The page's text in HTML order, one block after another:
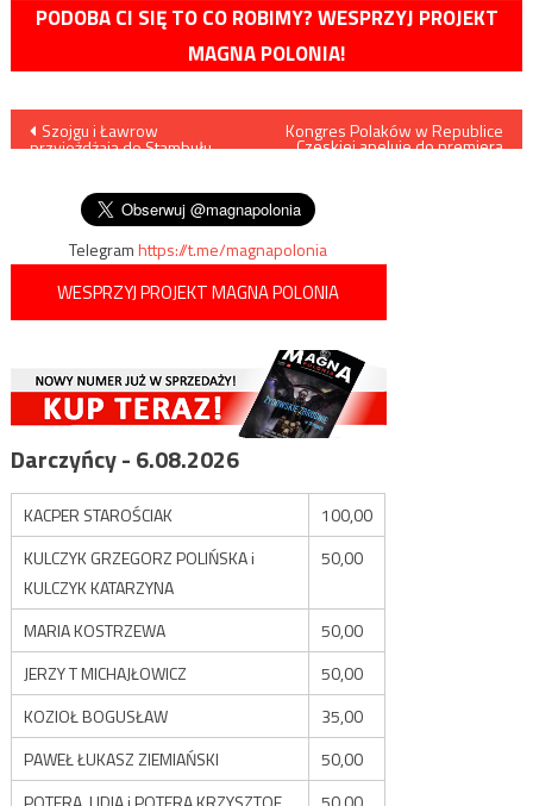
PODOBA CI SIĘ TO CO ROBIMY? WESPRZYJ PROJEKT
MAGNA POLONIA!
Nawigacja
Szojgu i Ławrow
przyjeżdżają do Stambułu
Kongres Polaków w Republice
Czeskiej apeluje do premiera
Telegramhttps://t.me/magnapolonia
WESPRZYJ PROJEKT MAGNA POLONIA
Darczyńcy - 6.08.2026
KACPER STAROŚCIAK
100,00
KULCZYK GRZEGORZ POLIŃSKA i
KULCZYK KATARZYNA
50,00
MARIA KOSTRZEWA
50,00
JERZY T MICHAJŁOWICZ
50,00
KOZIOŁ BOGUSŁAW
35,00
PAWEŁ ŁUKASZ ZIEMIAŃSKI
50,00